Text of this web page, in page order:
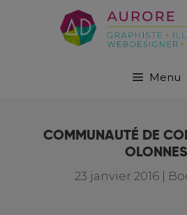
Menu
COMMUNAUTÉ DE
OLONNES
23 janvier 2016|